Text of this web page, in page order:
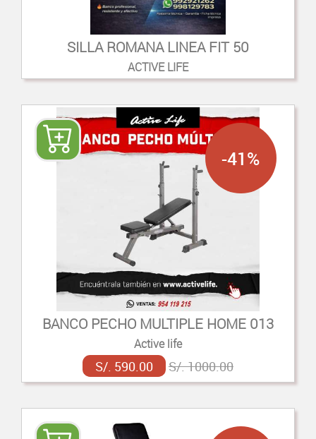
SILLA ROMANA LINEA FIT 50
ACTIVE LIFE
BANCO PECHO MULTIPLE HOME 013
Active life
S/. 590.00 S/. 1000.00
-41%